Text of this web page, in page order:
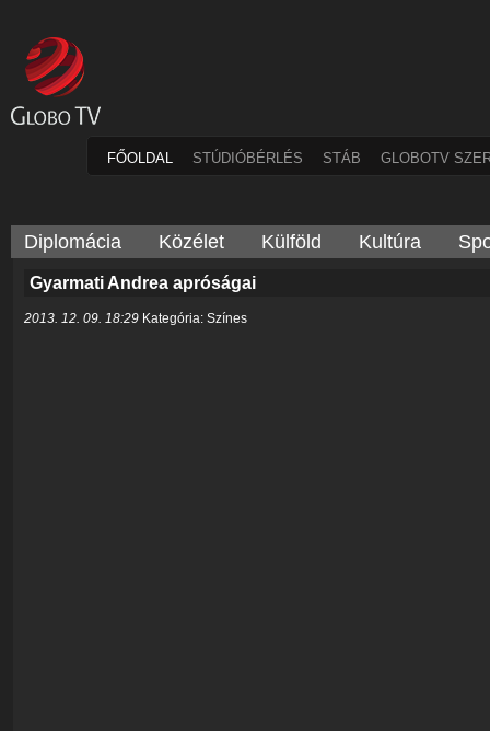
FŐOLDAL STÚDIÓBÉRLÉS STÁB GLOBOTV
Diplomácia Közélet Külföld Kultúra
Gyarmati Andrea apróságai
2013. 12. 09. 18:29 Kategória: Színes